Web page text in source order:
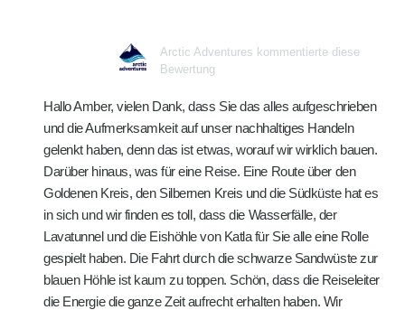
Arctic Adventures kommentierte diese
Bewertung
Hallo Amber, vielen Dank, dass Sie das alles aufgeschrieben
und die Aufmerksamkeit auf unser nachhaltiges Handeln
gelenkt haben, denn das ist etwas, worauf wir wirklich bauen.
Darüber hinaus, was für eine Reise. Eine Route über den
Goldenen Kreis, den Silbernen Kreis und die Südküste hat es
in sich und wir finden es toll, dass die Wasserfälle, der
Lavatunnel und die Eishöhle von Katla für Sie alle eine Rolle
gespielt haben. Die Fahrt durch die schwarze Sandwüste zur
blauen Höhle ist kaum zu toppen. Schön, dass die Reiseleiter
die Energie die ganze Zeit aufrecht erhalten haben. Wir